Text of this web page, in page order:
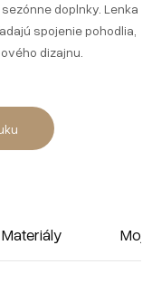
doplnky. Lenka
spojenie pohodlia,
dizajnu.
Materiály